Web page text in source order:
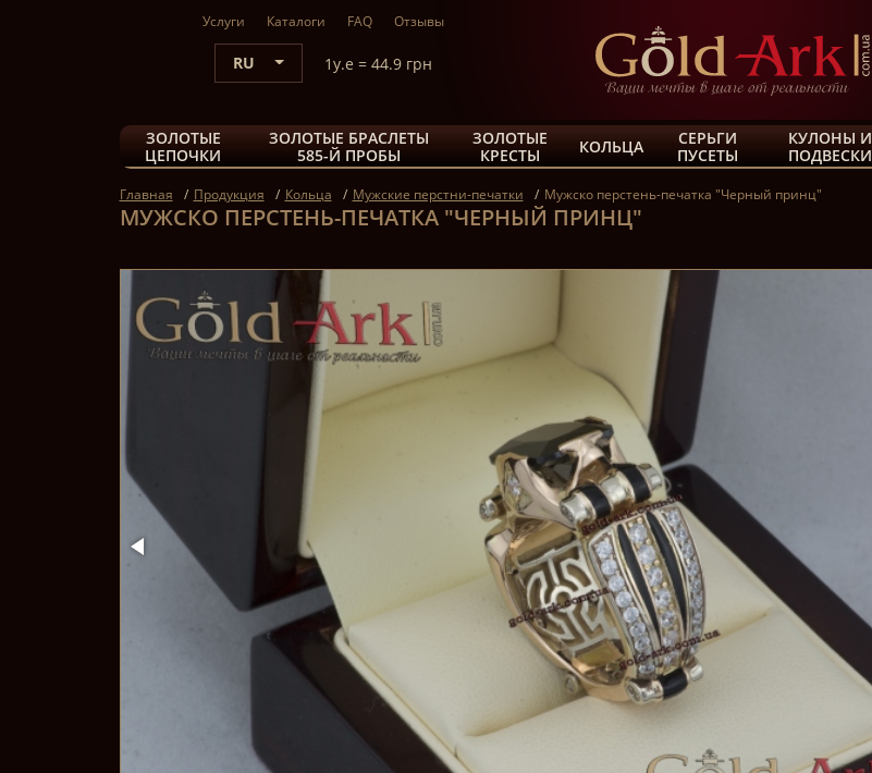
Услуги Каталоги FAQ Отзывы
RU 1y.e = 44.9 грн
ЗОЛОТЫЕ
ЦЕПОЧКИ
ЗОЛОТЫЕ БРАСЛЕТЫ
585-Й ПРОБЫ
ЗОЛОТЫЕ
КРЕСТЫ
КОЛЬЦА
СЕРЬГИ
ПУСЕТЫ
КУЛОНЫ И
ПОДВЕСКИ
Главная Продукция Кольца Мужские перстни-печатки Мужско перстень-печатка "Черный принц"
МУЖСКО ПЕРСТЕНЬ-ПЕЧАТКА "ЧЕРНЫЙ ПРИНЦ"